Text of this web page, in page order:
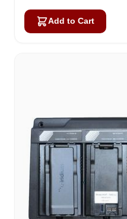
Add to Cart